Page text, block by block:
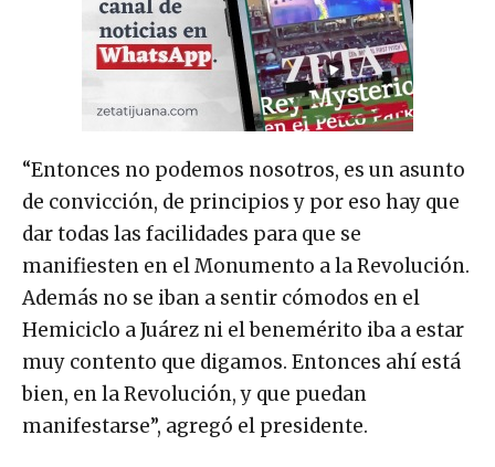
“Entonces no podemos nosotros, es un asunto
de convicción, de principios y por eso hay que
dar todas las facilidades para que se
manifiesten en el Monumento a la Revolución.
Además no se iban a sentir cómodos en el
Hemiciclo a Juárez ni el benemérito iba a estar
muy contento que digamos. Entonces ahí está
bien, en la Revolución, y que puedan
manifestarse”, agregó el presidente.